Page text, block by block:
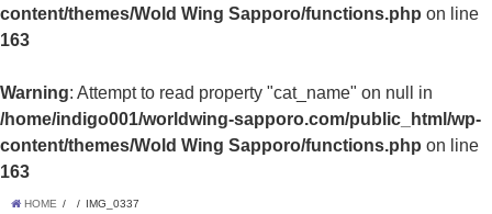
content/themes/Wold Wing Sapporo/functions.php on line
163
Warning: Attempt to read property "cat_name" on null in
/home/indigo001/worldwing-sapporo.com/public_html/wp-
content/themes/Wold Wing Sapporo/functions.php on line
163
HOME IMG_0337